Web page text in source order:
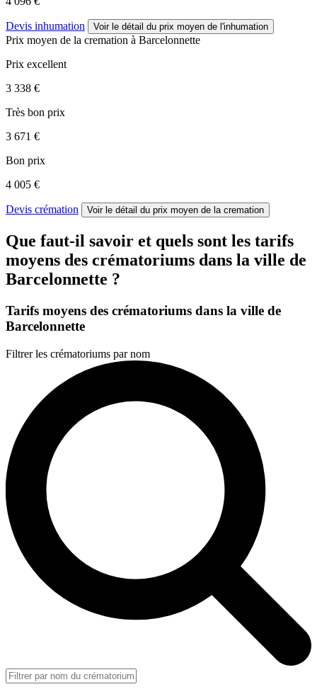
Devis inhumation Voir le détail du prix moyen de l'inhumation
Prix moyen de la cremation à Barcelonnette
Prix excellent
3 338 €
Très bon prix
3 671 €
Bon prix
4 005 €
Devis crémation Voir le détail du prix moyen de la cremation
Que faut-il savoir et quels sont les tarifs
moyens des crématoriums dans la ville de
Barcelonnette ?
Tarifs moyens des crématoriums dans la ville de
Barcelonnette
Filtrer les crématoriums par nom